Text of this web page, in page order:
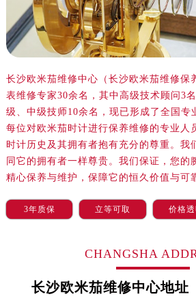
长沙欧米茄维修中心（长沙欧米茄维修保
表维修专家30余名，其中高级技术顾问3
级、中级技师10余名，现已形成了全国专
每位对欧米茄时计进行保养维修的专业人
时计历史及其拥有者抱有充分的尊重。我
同它的拥有者一样尊贵。我们保证，您的
精心保养与维护，保障它的恒久价值与可
3年质保 立等可取 价格透
CHANGSHA
长沙欧米茄维修中心地址